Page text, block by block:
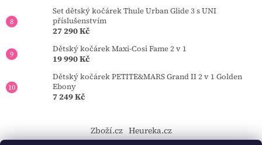
Set dětský kočárek Thule Urban Glide 3 s UNI
příslušenstvím
27 290 Kč
Dětský kočárek Maxi-Cosi Fame 2 v 1
19 990 Kč
Dětský kočárek PETITE&MARS Grand II 2 v 1 Golden
Ebony
7 249 Kč
Zboží.cz Heureka.cz